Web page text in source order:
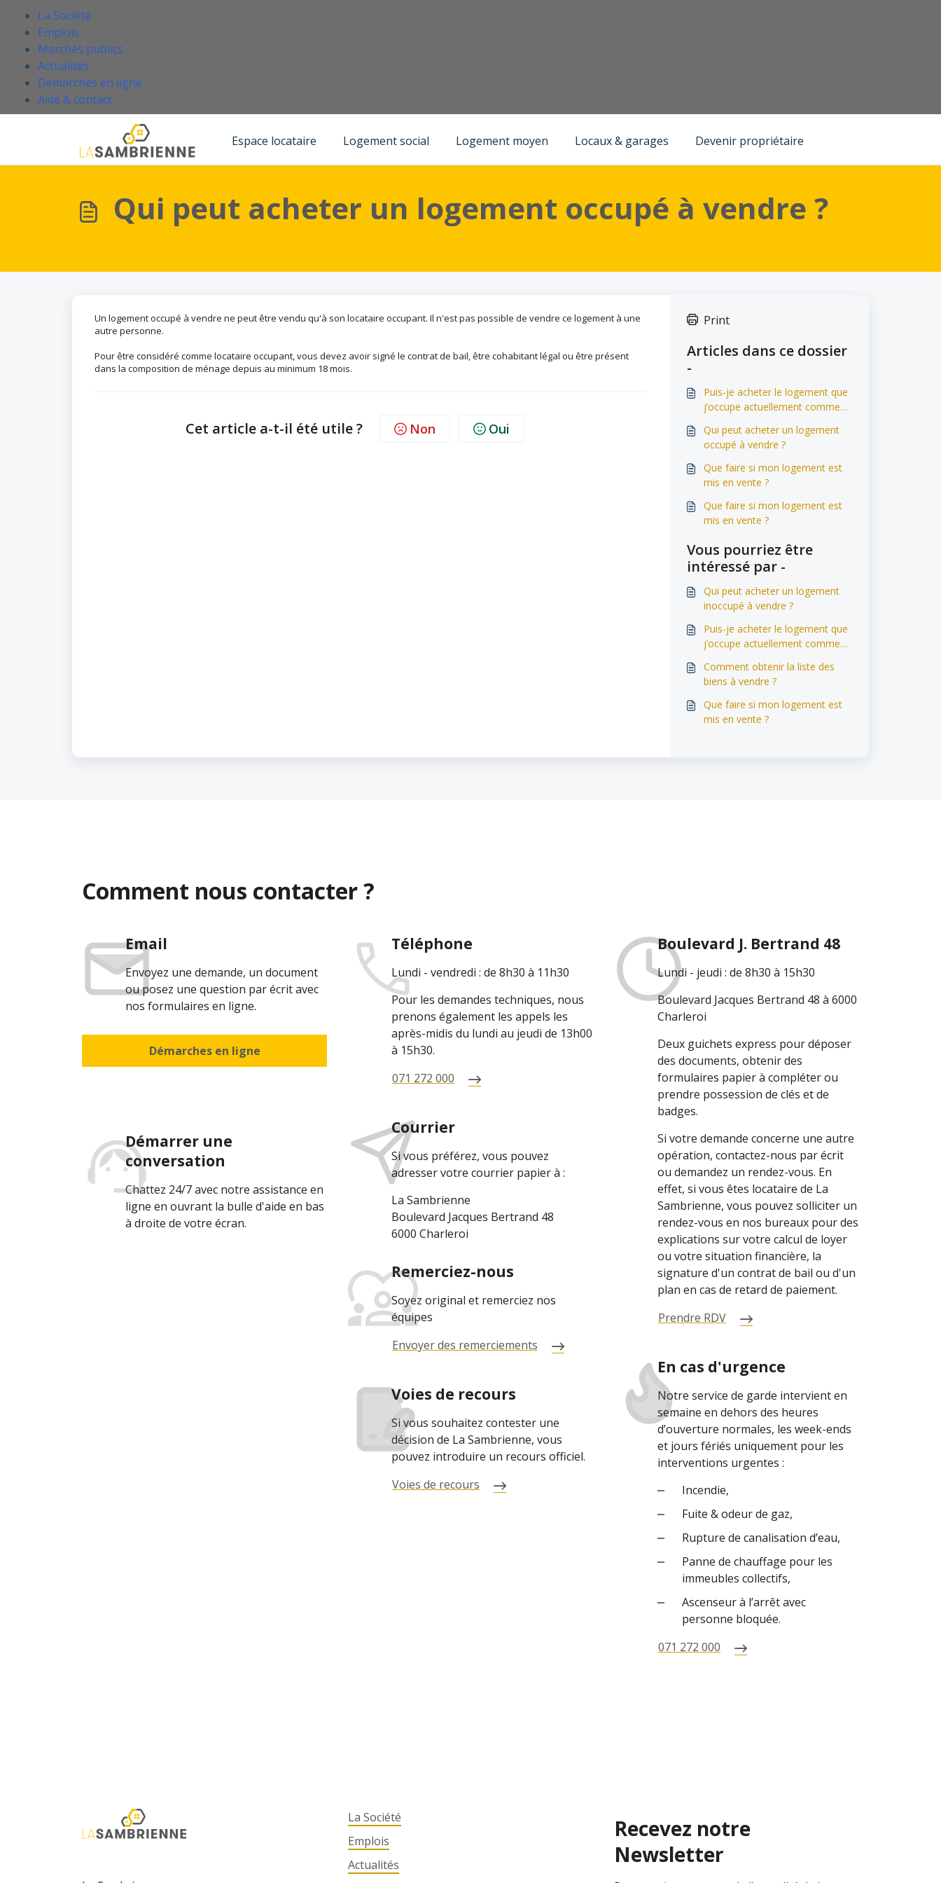
La Société
Emplois
Marchés publics
Actualités
Démarches en ligne
Aide & contact(Ce lien s'ouvre dans un nouvel onglet)
Espace locataire Logement social Logement moyen Locaux & garages Devenir propriétaire
Base de connaissances
Qui peut acheter un logement occupé à vendre ?
Un logement occupé à vendre ne peut être vendu qu'à son locataire occupant. Il n'est pas possible de vendre ce logement à une
autre personne.
Pour être considéré comme locataire occupant, vous devez avoir signé le contrat de bail, être cohabitant légal ou être présent
dans la composition de ménage depuis au minimum 18 mois.
Cet article a-t-il été utile ? Non Oui
Print
Articles dans ce dossier
-
Puis-je acheter le logement que
j’occupe actuellement comme
Qui peut acheter un logement
occupé à vendre ?
Que faire si mon logement est
mis en vente ?
Que faire si mon logement est
mis en vente ?
Vous pourriez être
intéressé par -
Qui peut acheter un logement
inoccupé à vendre ?
Puis-je acheter le logement que
j’occupe actuellement comme
Comment obtenir la liste des
biens à vendre ?
Que faire si mon logement est
mis en vente ?